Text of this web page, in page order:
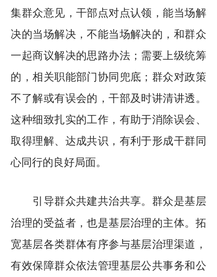
集群众意见，干部点对点认领，能当场解
决的当场解决，不能当场解决的，和群众
一起商议解决的思路办法；需要上级统筹
的，相关职能部门协同兜底；群众对政策
不了解或有误会的，干部及时讲清讲透。
这种细致扎实的工作，有助于消除误会、
取得理解、达成共识，有利于形成干群同
心同行的良好局面。
引导群众共建共治共享。 群众是基层
治理的受益者，也是基层治理的主体。拓
宽基层各类群体有序参与基层治理渠道，
有效保障群众依法管理基层公共事务和公